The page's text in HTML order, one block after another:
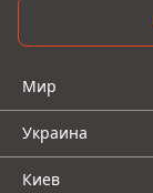
Мир
Украина
Киев